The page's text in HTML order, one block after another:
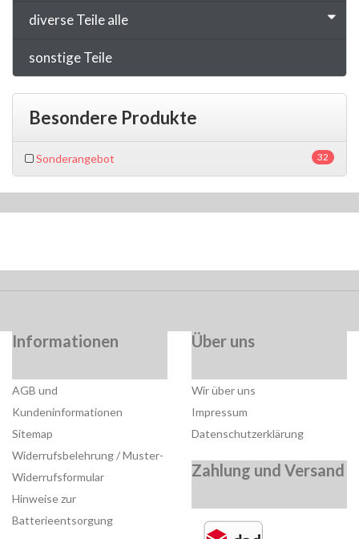
diverse Teile alle
sonstige Teile
Besondere Produkte
32
Sonderangebot
Informationen
AGB und
Kundeninformationen
Sitemap
Widerrufsbelehrung / Muster-
Widerrufsformular
Hinweise zur
Batterieentsorgung
Über uns
Wir über uns
Impressum
Datenschutzerklärung
Zahlung und Versand